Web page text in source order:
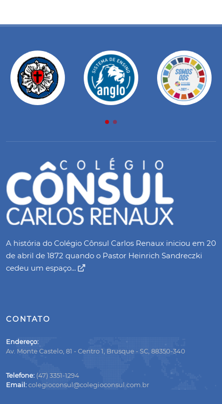
A história do Colégio Cônsul Carlos Renaux iniciou em 20
de abril de 1872 quando o Pastor Heinrich Sandreczki
cedeu um espaço...
CONTATO
Endereço:
Av. Monte Castelo, 81 - Centro 1, Brusque - SC, 88350-340
Telefone: (47) 3351-1294
Email:colegioconsul@colegioconsul.com.br